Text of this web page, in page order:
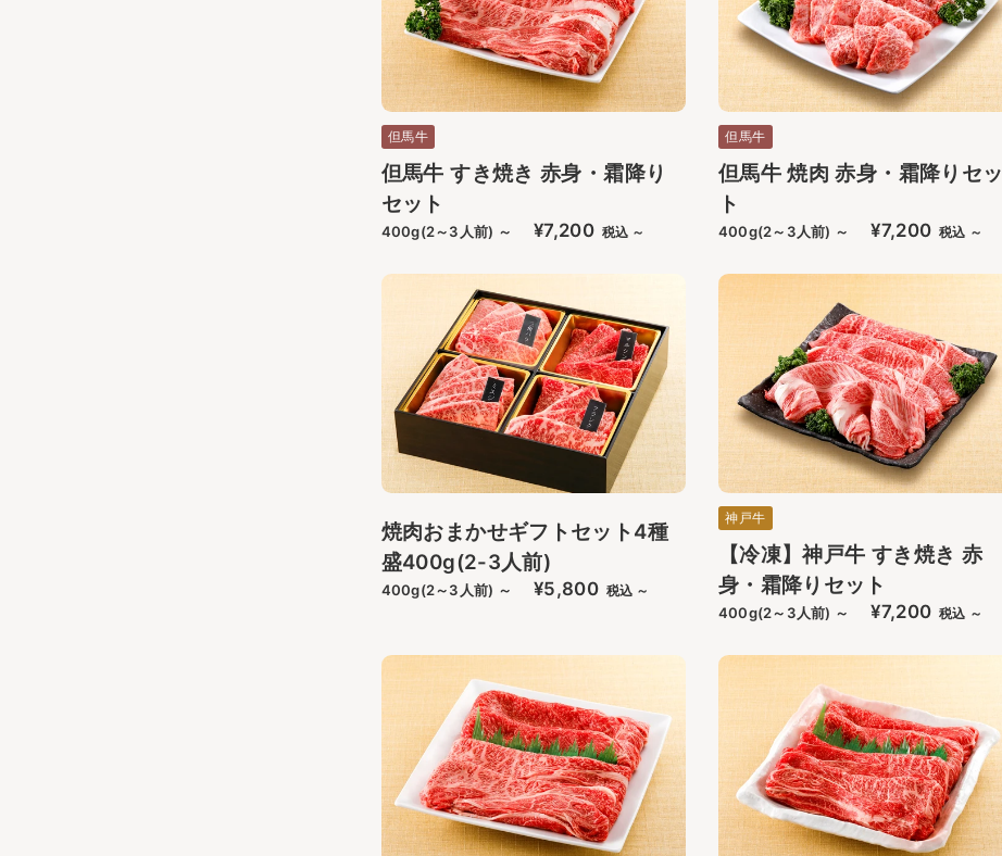
但馬牛
但馬牛 すき焼き 赤身・霜降り
セット
400g(2～3人前) ～ ¥7,200 税込 ～
但馬牛
但馬牛 焼肉 赤身・霜降りセッ
ト
400g(2～3人前) ～ ¥7,200 税込 ～
焼肉おまかせギフトセット4種
盛400g(2-3人前)
400g(2～3人前) ～ ¥5,800 税込 ～
神戸牛
【冷凍】神戸牛 すき焼き 赤
身・霜降りセット
400g(2～3人前) ～ ¥7,200 税込 ～